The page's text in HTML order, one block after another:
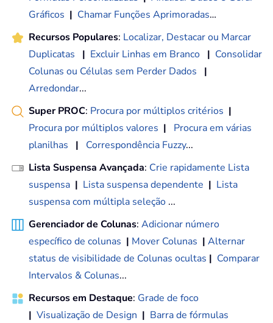
Gráficos | Chamar Funções Aprimoradas…
Recursos Populares: Localizar, Destacar ou Marcar
Duplicatas
| Excluir Linhas em Branco | Consolidar
Colunas ou Células sem Perder Dados
|
Arredondar...
Super PROC: Procura por múltiplos critérios |
Procura por múltiplos valores |
Procura em várias
planilhas
| Correspondência Fuzzy...
Lista Suspensa Avançada: Crie rapidamente Lista
suspensa | Lista suspensa dependente | Lista
suspensa com múltipla seleção ...
Gerenciador de Colunas: Adicionar número
específico de colunas | Mover Colunas | Alternar
status de visibilidade de Colunas ocultas | Comparar
Intervalos & Colunas...
Recursos em Destaque: Grade de foco
| Visualização de Design | Barra de fórmulas